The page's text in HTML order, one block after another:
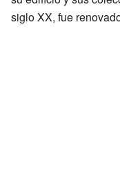
siglo XX, fue